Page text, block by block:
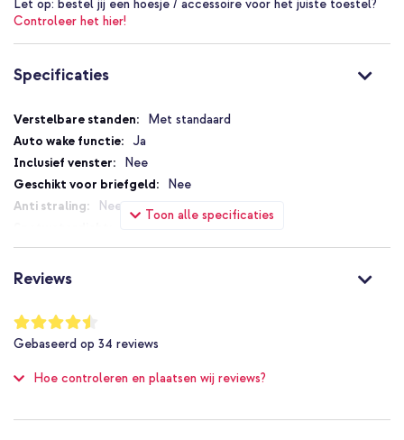
Let op: bestel jij een hoesje / accessoire voor het juiste toestel?
Controleer het hier!
Specificaties
Toon alle specificaties
Specificaties
Met standaard
Ja
Nee
Nee
Nee
Standaard
imoshion
Grijs
Kobo
Reviews
Waardering:
89
%
of
Gebaseerd op 34 reviews
Hoe controleren en plaatsen wij reviews?